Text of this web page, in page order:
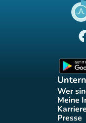
Wer
Meine
Karriere
Presse